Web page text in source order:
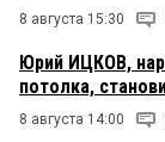
8 августа 15:30
Юрий ИЦКОВ,
потолка,
8 августа 14:00